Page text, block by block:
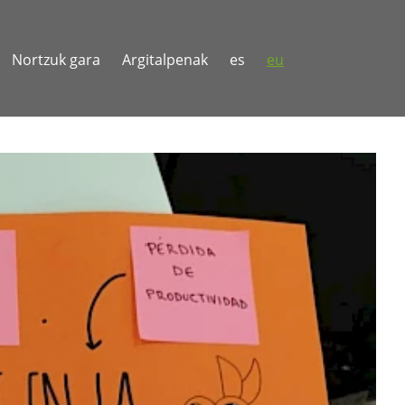
Nortzuk gara Argitalpenak es eu